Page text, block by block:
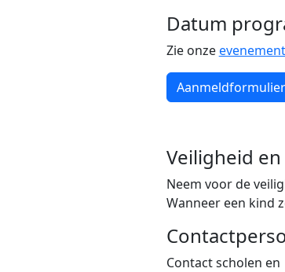
Datum
Zie onze
Veiligheid
Neem voor de
Wanneer een kind
Contact scholen en